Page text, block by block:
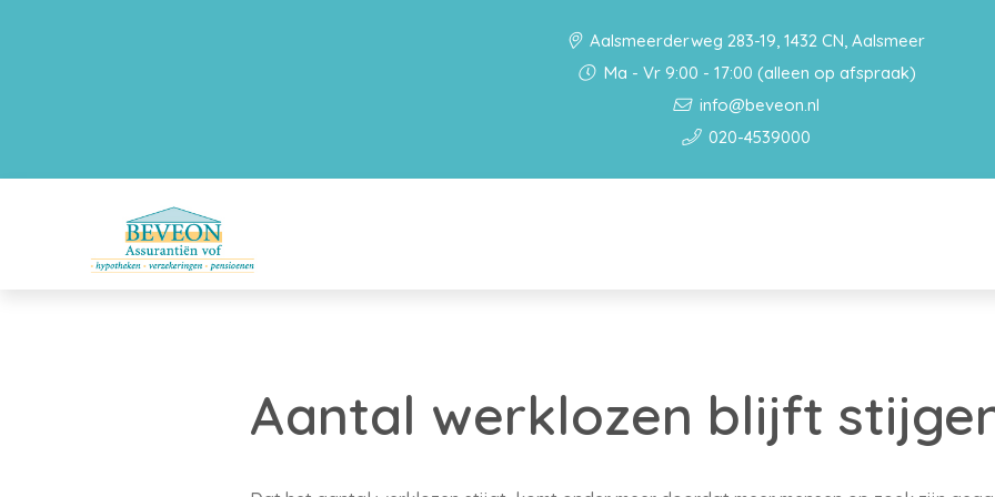
Aalsmeerderweg 283-19, 1432 CN, Aalsmeer
Ma - Vr 9:00 - 17:00 (alleen op afspraak)
info@beveon.nl
020-4539000
Aantal werklozen blijft